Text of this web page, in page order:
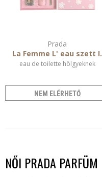
Prada
La Femme L' eau szett I.
eau de toilette hölgyeknek
NEM ELÉRHETŐ
NŐI PRADA PARFÜM